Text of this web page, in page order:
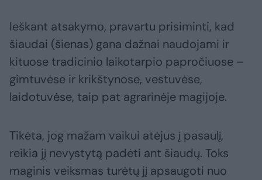
Ieškant atsakymo, pravartu prisiminti, kad
šiaudai (šienas) gana dažnai naudojami ir
kituose tradicinio laikotarpio papročiuose –
gimtuvėse ir krikštynose, vestuvėse,
laidotuvėse, taip pat agrarinėje magijoje.
Tikėta, jog mažam vaikui atėjus į pasaulį,
reikia jį nevystytą padėti ant šiaudų. Toks
maginis veiksmas turėtų jį apsaugoti nuo